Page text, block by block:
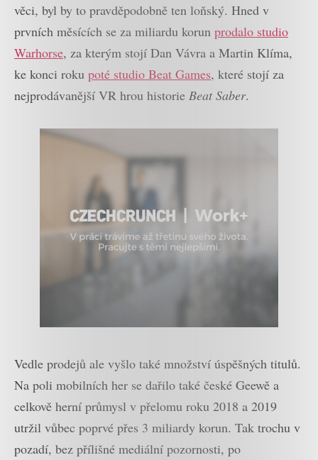
věci, byl by to pravděpodobně ten loňský. Hned v
prvních měsících se za miliardu korun prodalo studio
Warhorse, za kterým stojí Dan Vávra a Martin Klíma,
ke konci roku poté studio Beat Games, které stojí za
nejprodávanější VR hrou historie Beat Saber.
Vedle prodejů ale vyšlo také množství úspěšných titulů.
Na poli mobilních her se dařilo také české Geewě a
celkově herní průmysl v přelomu roku 2018 a 2019
utržil vůbec poprvé přes 3 miliardy korun. Tak trochu v
pozadí, bez přílišné mediální pozornosti, po